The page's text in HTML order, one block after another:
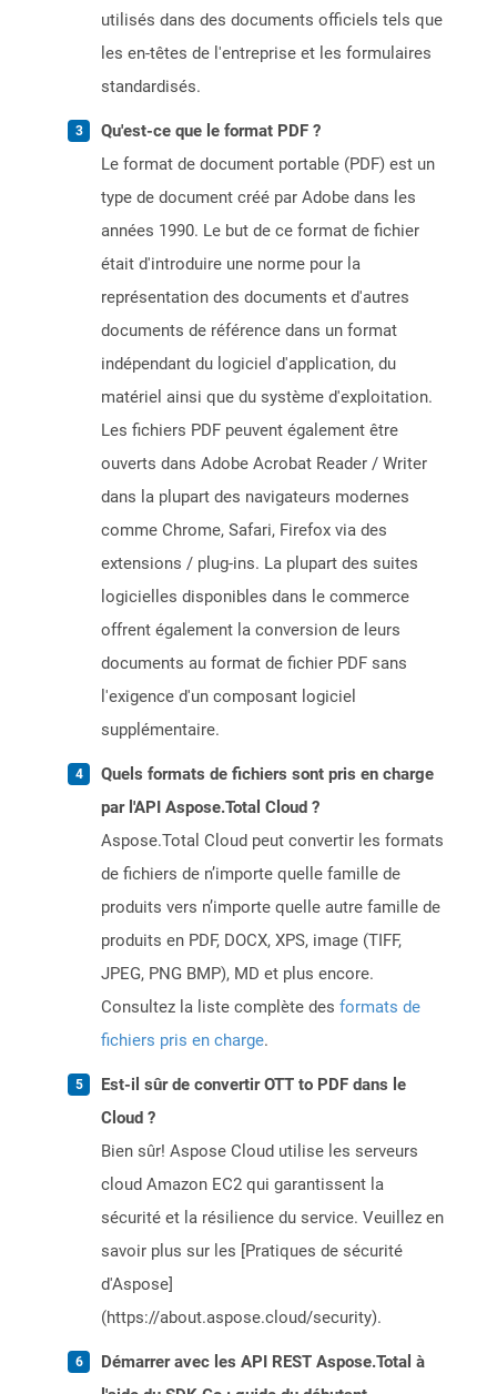
utilisés dans des documents officiels tels que
les en-têtes de l'entreprise et les formulaires
standardisés.
Qu'est-ce que le format PDF ?
Le format de document portable (PDF) est un
type de document créé par Adobe dans les
années 1990. Le but de ce format de fichier
était d'introduire une norme pour la
représentation des documents et d'autres
documents de référence dans un format
indépendant du logiciel d'application, du
matériel ainsi que du système d'exploitation.
Les fichiers PDF peuvent également être
ouverts dans Adobe Acrobat Reader / Writer
dans la plupart des navigateurs modernes
comme Chrome, Safari, Firefox via des
extensions / plug-ins. La plupart des suites
logicielles disponibles dans le commerce
offrent également la conversion de leurs
documents au format de fichier PDF sans
l'exigence d'un composant logiciel
supplémentaire.
Quels formats de fichiers sont pris en charge
par l'API Aspose.Total Cloud ?
Aspose.Total Cloud peut convertir les formats
de fichiers de n’importe quelle famille de
produits vers n’importe quelle autre famille de
produits en PDF, DOCX, XPS, image (TIFF,
JPEG, PNG BMP), MD et plus encore.
Consultez la liste complète des formats de
fichiers pris en charge.
Est-il sûr de convertir OTT to PDF dans le
Cloud ?
Bien sûr! Aspose Cloud utilise les serveurs
cloud Amazon EC2 qui garantissent la
sécurité et la résilience du service. Veuillez en
savoir plus sur les [Pratiques de sécurité
d'Aspose]
(https://about.aspose.cloud/security).
Démarrer avec les API REST Aspose.Total à